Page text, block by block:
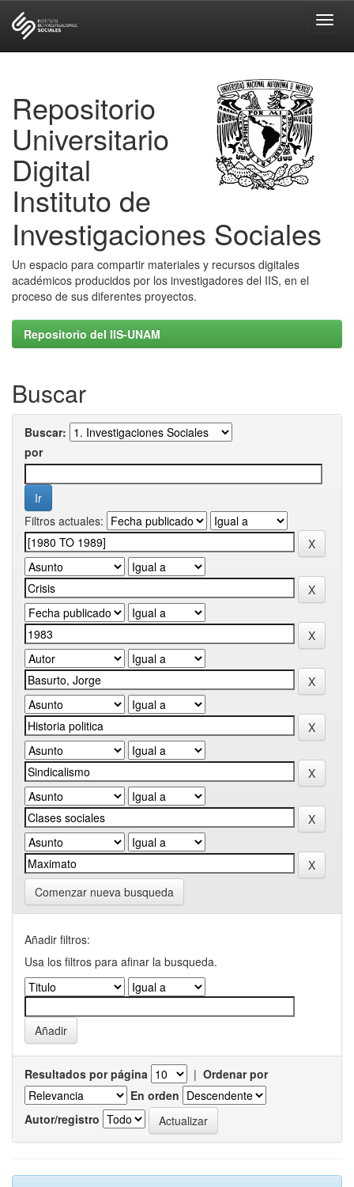
Repositorio
Universitario
Digital
Instituto de
Investigaciones Sociales
Un espacio para compartir materiales y recursos digitales
académicos producidos por los investigadores del IIS, en el
proceso de sus diferentes proyectos.
Repositorio del IIS-UNAM
Buscar
Buscar:
por
Filtros actuales:
Comenzar nueva busqueda
Añadir filtros:
Usa los filtros para afinar la busqueda.
Resultados por página | Ordenar por
En orden
Autor/registro